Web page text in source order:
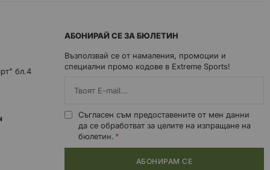
бл.4
АБОНИРАЙ СЕ ЗА БЮЛЕТИН
Възползвай се от намаления, промоции и
специални промо кодове в Extreme Sports!
Съгласен съм предоставените от мен данни
да се обработват за целите на изпращане на
бюлетин.
АБОНИРАМ СЕ